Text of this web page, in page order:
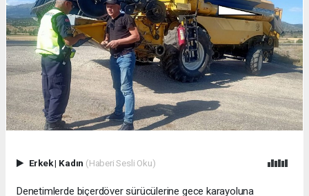
Erkek| Kadın (Haberi Sesli Oku)
Denetimlerde biçerdöver sürücülerine gece karayoluna